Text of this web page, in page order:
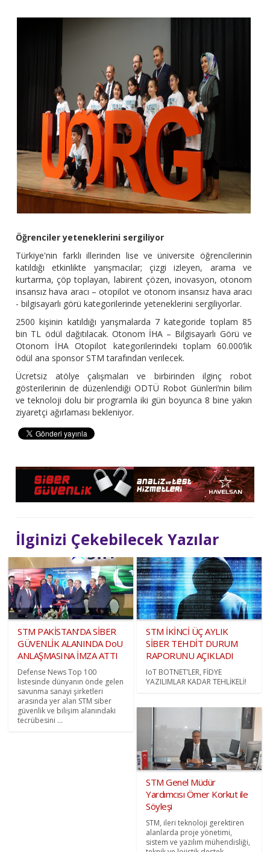
Öğrenciler yeteneklerini sergiliyor
Türkiye'nin farklı illerinden lise ve üniversite öğrencilerinin
katıldığı etkinlikte yarışmacılar; çizgi izleyen, arama ve
kurtarma, çöp toplayan, labirent çözen, inovasyon, otonom
insansız hava aracı – otopilot ve otonom insansız hava aracı
- bilgisayarlı görü kategorilerinde yeteneklerini sergiliyorlar.
2500 kişinin katıldığı yarışmalarda 7 kategoride toplam 85
bin TL ödül dağıtılacak. Otonom İHA – Bilgisayarlı Görü ve
Otonom İHA Otopilot kategorilerindeki toplam 60.000’lik
ödül ana sponsor STM tarafından verilecek.
Ücretsiz atölye çalışmaları ve birbirinden ilginç robot
gösterilerinin de düzenlendiği ODTÜ Robot Günleri’nin bilim
ve teknoloji dolu bir programla iki gün boyunca 8 bine yakın
ziyaretçi ağırlaması bekleniyor.
İlginizi Çekebilecek Yazılar
STM PAKİSTAN’DA SİBER
GÜVENLİK ALANINDA DoU
ANLAŞMASINA İMZA ATTI
Defense News Top 100
listesinde dünyanın önde gelen
savunma sanayi şirketleri
arasında yer alan STM siber
güvenlik ve bilişim alanındaki
tecrübesini ...
STM İKİNCİ ÜÇ AYLIK
SİBER TEHDİT DURUM
RAPORUNU AÇIKLADI
IoT BOTNET’LER, FİDYE
YAZILIMLAR KADAR TEHLİKELİ!
STM Genel Müdür
Yardımcısı Ömer Korkut ile
Söyleşi
STM, ileri teknoloji gerektiren
alanlarda proje yönetimi,
sistem ve yazılım mühendisliği,